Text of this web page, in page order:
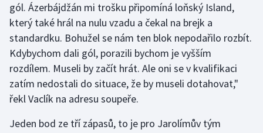
Jezdectví
Judo
Krasobruslení
Lezení
Lyže a snowboard
gól. Ázerbájdžán mi trošku připomíná loňský Island,
který také hrál na nulu vzadu a čekal na brejk a
standardku. Bohužel se nám ten blok nepodařilo rozbít.
Kdybychom dali gól, porazili bychom je vyšším
rozdílem. Museli by začít hrát. Ale oni se v kvalifikaci
zatím nedostali do situace, že by museli dotahovat,"
řekl Vaclík na adresu soupeře.
Jeden bod ze tří zápasů, to je pro Jarolímův tým